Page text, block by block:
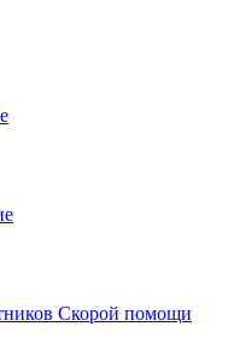
Скорой помощи